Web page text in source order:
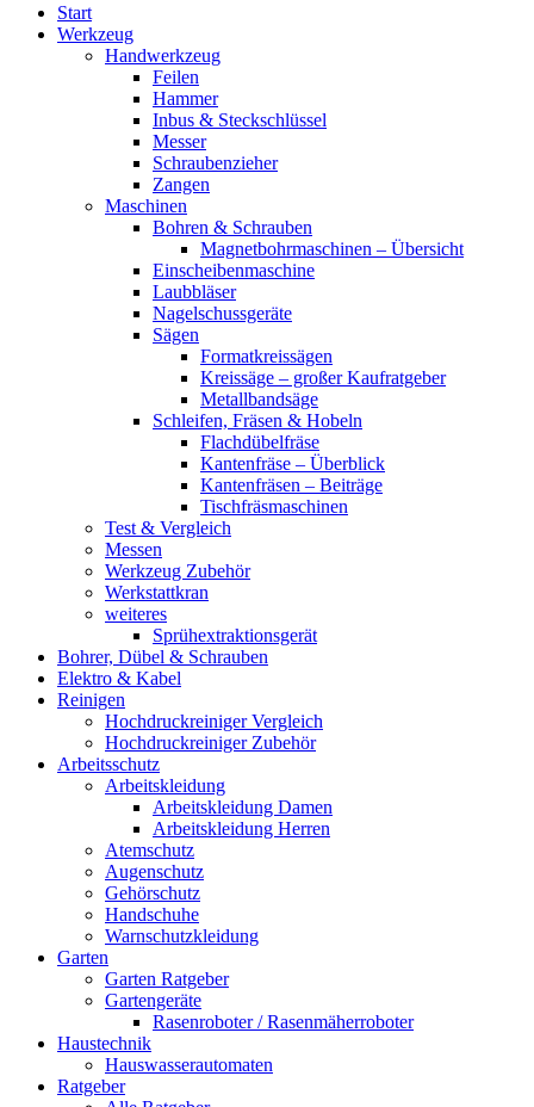
Start
Werkzeug
Handwerkzeug
Feilen
Hammer
Inbus & Steckschlüssel
Messer
Schraubenzieher
Zangen
Maschinen
Bohren & Schrauben
Magnetbohrmaschinen – Übersicht
Einscheibenmaschine
Laubbläser
Nagelschussgeräte
Sägen
Formatkreissägen
Kreissäge – großer Kaufratgeber
Metallbandsäge
Schleifen, Fräsen & Hobeln
Flachdübelfräse
Kantenfräse – Überblick
Kantenfräsen – Beiträge
Tischfräsmaschinen
Test & Vergleich
Messen
Werkzeug Zubehör
Werkstattkran
weiteres
Sprühextraktionsgerät
Bohrer, Dübel & Schrauben
Elektro & Kabel
Reinigen
Hochdruckreiniger Vergleich
Hochdruckreiniger Zubehör
Arbeitsschutz
Arbeitskleidung
Arbeitskleidung Damen
Arbeitskleidung Herren
Atemschutz
Augenschutz
Gehörschutz
Handschuhe
Warnschutzkleidung
Garten
Garten Ratgeber
Gartengeräte
Rasenroboter / Rasenmäherroboter
Haustechnik
Hauswasserautomaten
Ratgeber